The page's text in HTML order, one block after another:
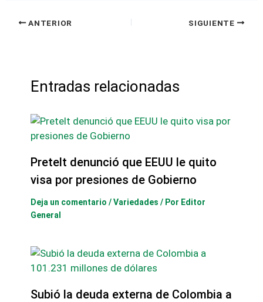
ANTERIOR SIGUIENTE
Entradas relacionadas
Pretelt denunció que EEUU le quito
visa por presiones de Gobierno
Deja un comentario /Variedades / Por Editor
General
Subió la deuda externa de Colombia a